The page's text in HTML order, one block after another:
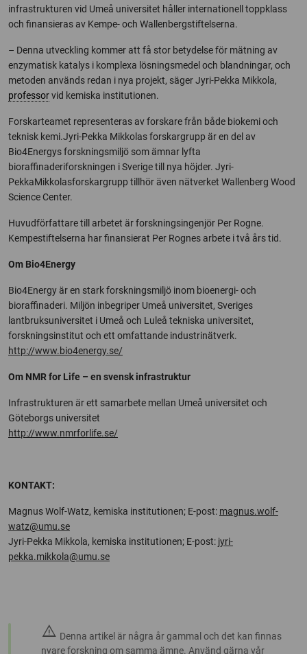
infrastrukturen vid Umeå universitet håller internationell toppklass
och finansieras av Kempe- och Wallenbergstiftelserna.
– Denna utveckling kommer att få stor betydelse för mätning av
enzymatisk katalys i komplexa lösningsmedel och blandningar, och
metoden används redan i nya projekt, säger Jyri-Pekka Mikkola,
professorvid kemiska institutionen.
Forskarteamet representeras av forskare från både biokemi och
teknisk kemi.Jyri-Pekka Mikkolas forskargrupp är en del av
Bio4Energys forskningsmiljö som ämnar lyfta
bioraffinaderiforskningen i Sverige till nya höjder. Jyri-
PekkaMikkolasforskargrupp tillhör även nätverket Wallenberg Wood
Science Center.
Huvudförfattare till arbetet är forskningsingenjör Per Rogne.
Kempestiftelserna har finansierat Per Rognes arbete i två års tid.
Om Bio4Energy
Bio4Energy är en stark forskningsmiljö inom bioenergi- och
bioraffinaderi. Miljön inbegriper Umeå universitet, Sveriges
lantbruksuniversitet i Umeå och Luleå tekniska universitet,
forskningsinstitut och ett omfattande industrinätverk.
http://www.bio4energy.se/
Om NMR for Life – en svensk infrastruktur
Infrastrukturen är ett samarbete mellan Umeå universitet och
Göteborgs universitet
http://www.nmrforlife.se/
KONTAKT:
Magnus Wolf-Watz, kemiska institutionen; E-post: magnus.wolf-
watz@umu.se
Jyri-Pekka Mikkola, kemiska institutionen; E-post: jyri-
pekka.mikkola@umu.se
warning Denna artikel är några år gammal och det kan finnas
nyare forskning om samma ämne. Använd gärna vår